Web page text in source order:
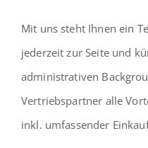
Mit uns steht Ihnen ein
jederzeit zur Seite und
administrativen
Vertriebspartner alle
inkl. umfassender